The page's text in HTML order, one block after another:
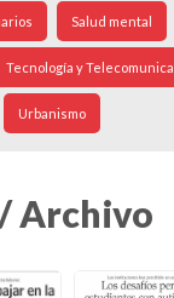
Salud mental
Tecnología y
Urbanismo
/ Archivo